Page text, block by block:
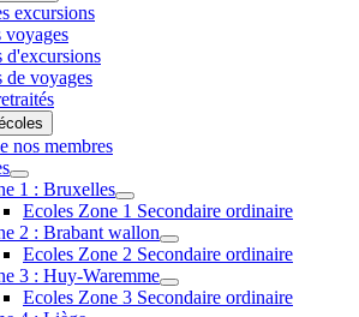
excursions
voyages
d'excursions
de voyages
nos membres
1 : Bruxelles
Ecoles Zone 1 Secondaire ordinaire
2 : Brabant wallon
Ecoles Zone 2 Secondaire ordinaire
3 : Huy-Waremme
Ecoles Zone 3 Secondaire ordinaire